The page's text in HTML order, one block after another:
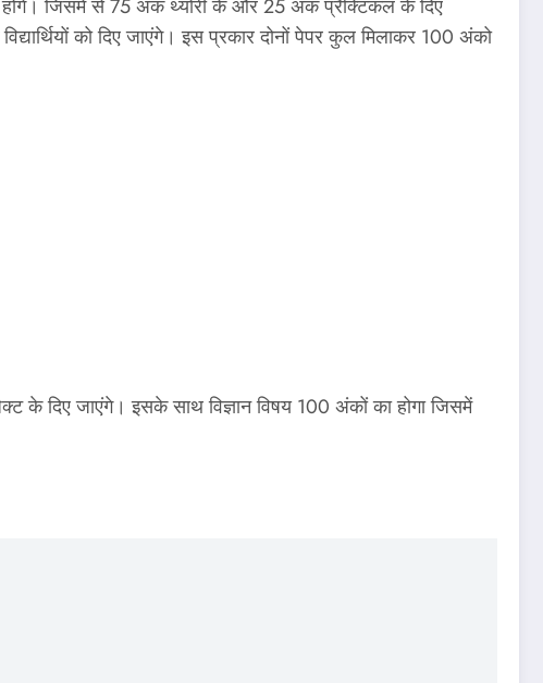
होंगे। जिसमें से 75 अंक थ्योरी के और 25 अंक प्रैक्टिकल के दिए
को दिए जाएंगे। इस प्रकार दोनों पेपर कुल मिलाकर 100 अंको
के दिए जाएंगे। इसके साथ विज्ञान विषय 100 अंकों का होगा जिसमें